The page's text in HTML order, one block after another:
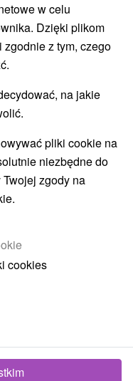
OPINIE
Púchov,
+421 2 21 02 57 57
od288,08zł
/noc/osoba
w celu
Dzięki plikom
zgodnie z tym, czego
na jakie
pliki cookie na
niezbędne do
zgody na
cookies